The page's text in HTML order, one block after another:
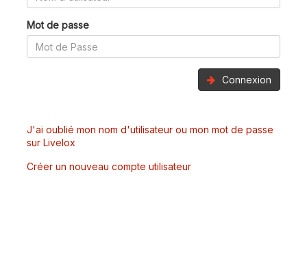
Mot de passe
Connexion
J'ai oublié mon nom d'utilisateur ou mon mot de passe
sur Livelox
Créer un nouveau compte utilisateur